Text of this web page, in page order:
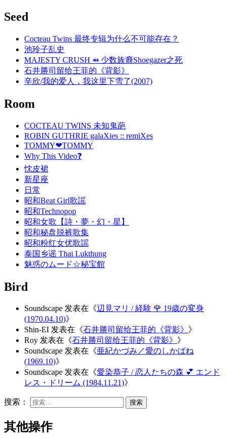
Seed
Cocteau Twins 最终专辑为什么不可能存在？
池玲子乱史
MAJESTY CRUSH ⇴ 少数族裔Shoegazer之死
石井勝司留给王菲的《背影》
辛欣/我的爱人，我这里下雪了(2007)
Room
COCTEAU TWINS 未知鬼葩
ROBIN GUTHRIE galaXies :: remiXes
TOMMY❤TOMMY
Why This Video❓
忱皮裙
新星座
日常
昭和Beat Girl歌謡
昭和Technopop
昭和女歌【詩・夢・幻・星】
昭和秘盘脱裤歌集
昭和粉红女优歌謡
泰国乡谣 Thai Lukthung
魅惑のムード☆秘宝館
Bird
Soundscape 发表在《辺見マリ / 経験 🌹 19歳の変身
(1970.04.10)》
Shin-EI 发表在《石井勝司留给王菲的《背影》 》
Roy 发表在《石井勝司留给王菲的《背影》 》
Soundscape 发表在《亜紀かづみ／愛のしかばね
(1969.10)》
Soundscape 发表在《愛染恭子 / 恋人たちの森 💕 エンド
レス・ドリーム (1984.11.21)》
搜索：
其他操作